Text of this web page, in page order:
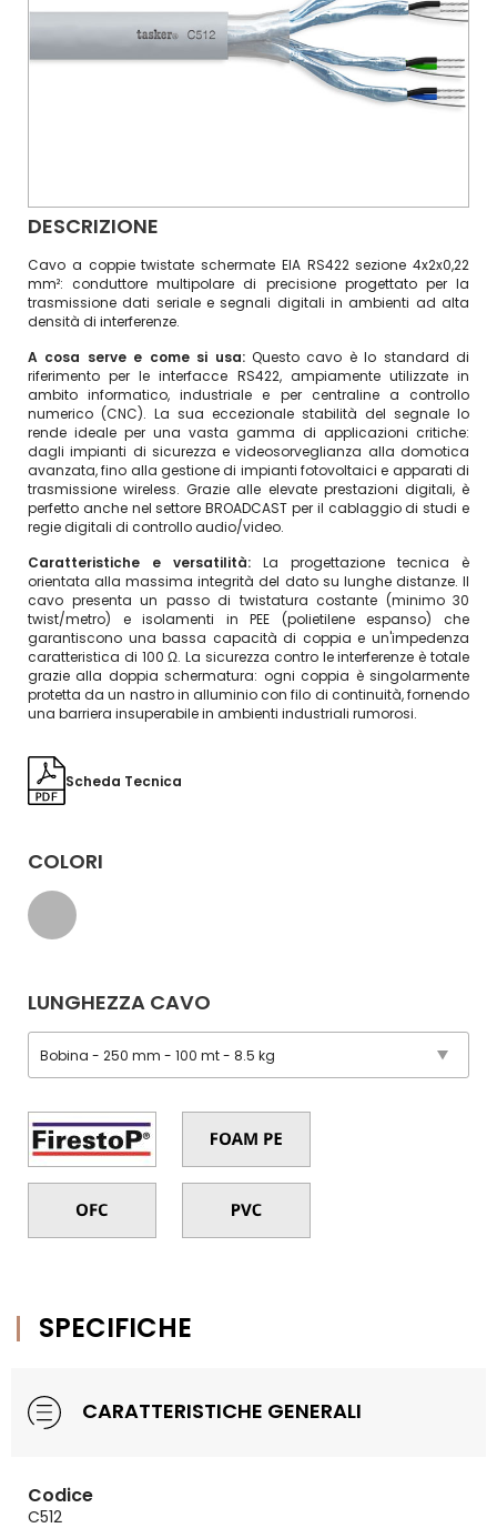
DESCRIZIONE
Cavo a coppie twistate schermate EIA RS422 sezione 4x2x0,22
mm²: conduttore multipolare di precisione progettato per la
trasmissione dati seriale e segnali digitali in ambienti ad alta
densità di interferenze.
A cosa serve e come si usa: Questo cavo è lo standard di
riferimento per le interfacce RS422, ampiamente utilizzate in
ambito informatico, industriale e per centraline a controllo
numerico (CNC). La sua eccezionale stabilità del segnale lo
rende ideale per una vasta gamma di applicazioni critiche:
dagli impianti di sicurezza e videosorveglianza alla domotica
avanzata, fino alla gestione di impianti fotovoltaici e apparati di
trasmissione wireless. Grazie alle elevate prestazioni digitali, è
perfetto anche nel settore BROADCAST per il cablaggio di studi e
regie digitali di controllo audio/video.
Caratteristiche e versatilità: La progettazione tecnica è
orientata alla massima integrità del dato su lunghe distanze. Il
cavo presenta un passo di twistatura costante (minimo 30
twist/metro) e isolamenti in PEE (polietilene espanso) che
garantiscono una bassa capacità di coppia e un'impedenza
caratteristica di 100 Ω. La sicurezza contro le interferenze è totale
grazie alla doppia schermatura: ogni coppia è singolarmente
protetta da un nastro in alluminio con filo di continuità, fornendo
una barriera insuperabile in ambienti industriali rumorosi.
Scheda Tecnica
COLORI
LUNGHEZZA CAVO
SPECIFICHE
CARATTERISTICHE GENERALI
Codice
C512